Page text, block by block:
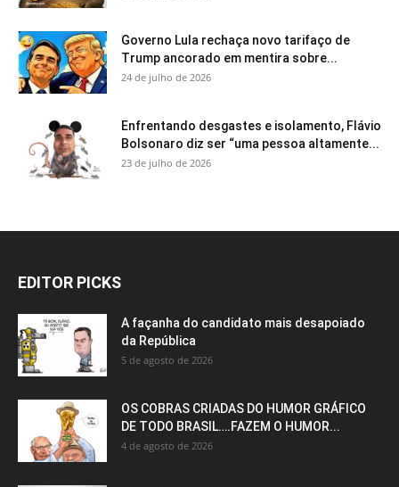
Governo Lula rechaça novo tarifaço de
Trump ancorado em mentira sobre...
24 de julho de 2026
Enfrentando desgastes e isolamento, Flávio
Bolsonaro diz ser “uma pessoa altamente...
23 de julho de 2026
EDITOR PICKS
A façanha do candidato mais desapoiado
da República
5 de agosto de 2026
OS COBRAS CRIADAS DO HUMOR GRÁFICO
DE TODO BRASIL….FAZEM O HUMOR...
4 de agosto de 2026